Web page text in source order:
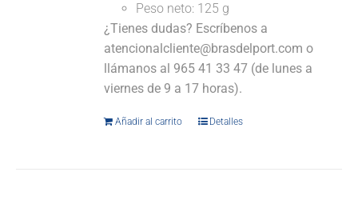
Peso neto: 125 g
¿Tienes dudas? Escríbenos a
atencionalcliente@brasdelport.com o
llámanos al 965 41 33 47 (de lunes a
viernes de 9 a 17 horas).
Añadir al carrito Detalles